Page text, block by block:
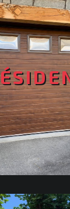
cookies